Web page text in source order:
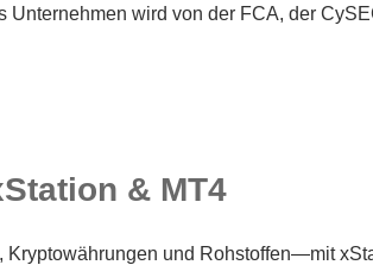
wird von der FCA, der
& MT4
und Rohstoffen—mit